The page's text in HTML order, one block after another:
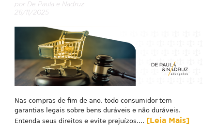
por De Paula e Nadruz
26/11/2025
Nas compras de fim de ano, todo consumidor tem
garantias legais sobre bens duráveis e não duráveis.
Entenda seus direitos e evite prejuízos.... [Leia Mais]